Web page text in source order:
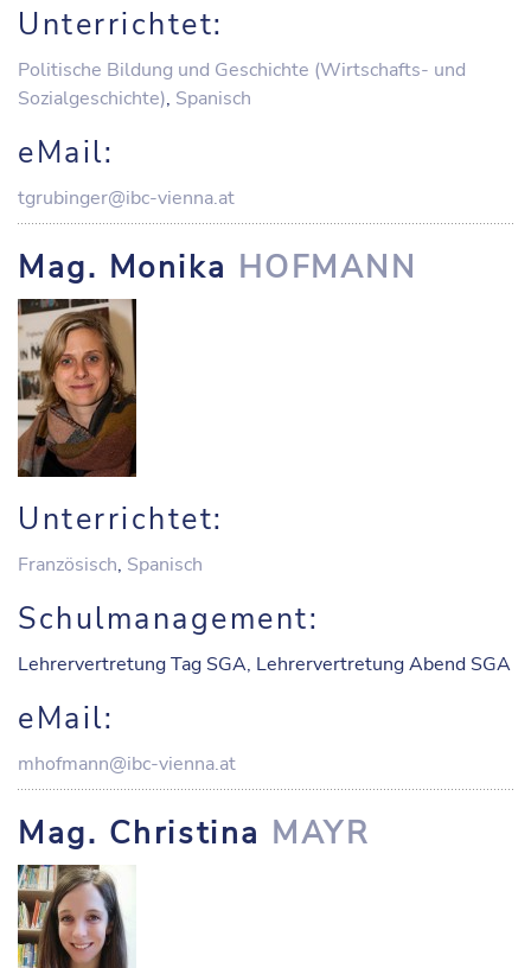
Unterrichtet:
Politische Bildung und Geschichte (Wirtschafts- und
Sozialgeschichte), Spanisch
eMail:
tgrubinger@ibc-vienna.at
Mag. Monika HOFMANN
Unterrichtet:
Französisch, Spanisch
Schulmanagement:
Lehrervertretung Tag SGA, Lehrervertretung Abend SGA
eMail:
mhofmann@ibc-vienna.at
Mag. Christina MAYR